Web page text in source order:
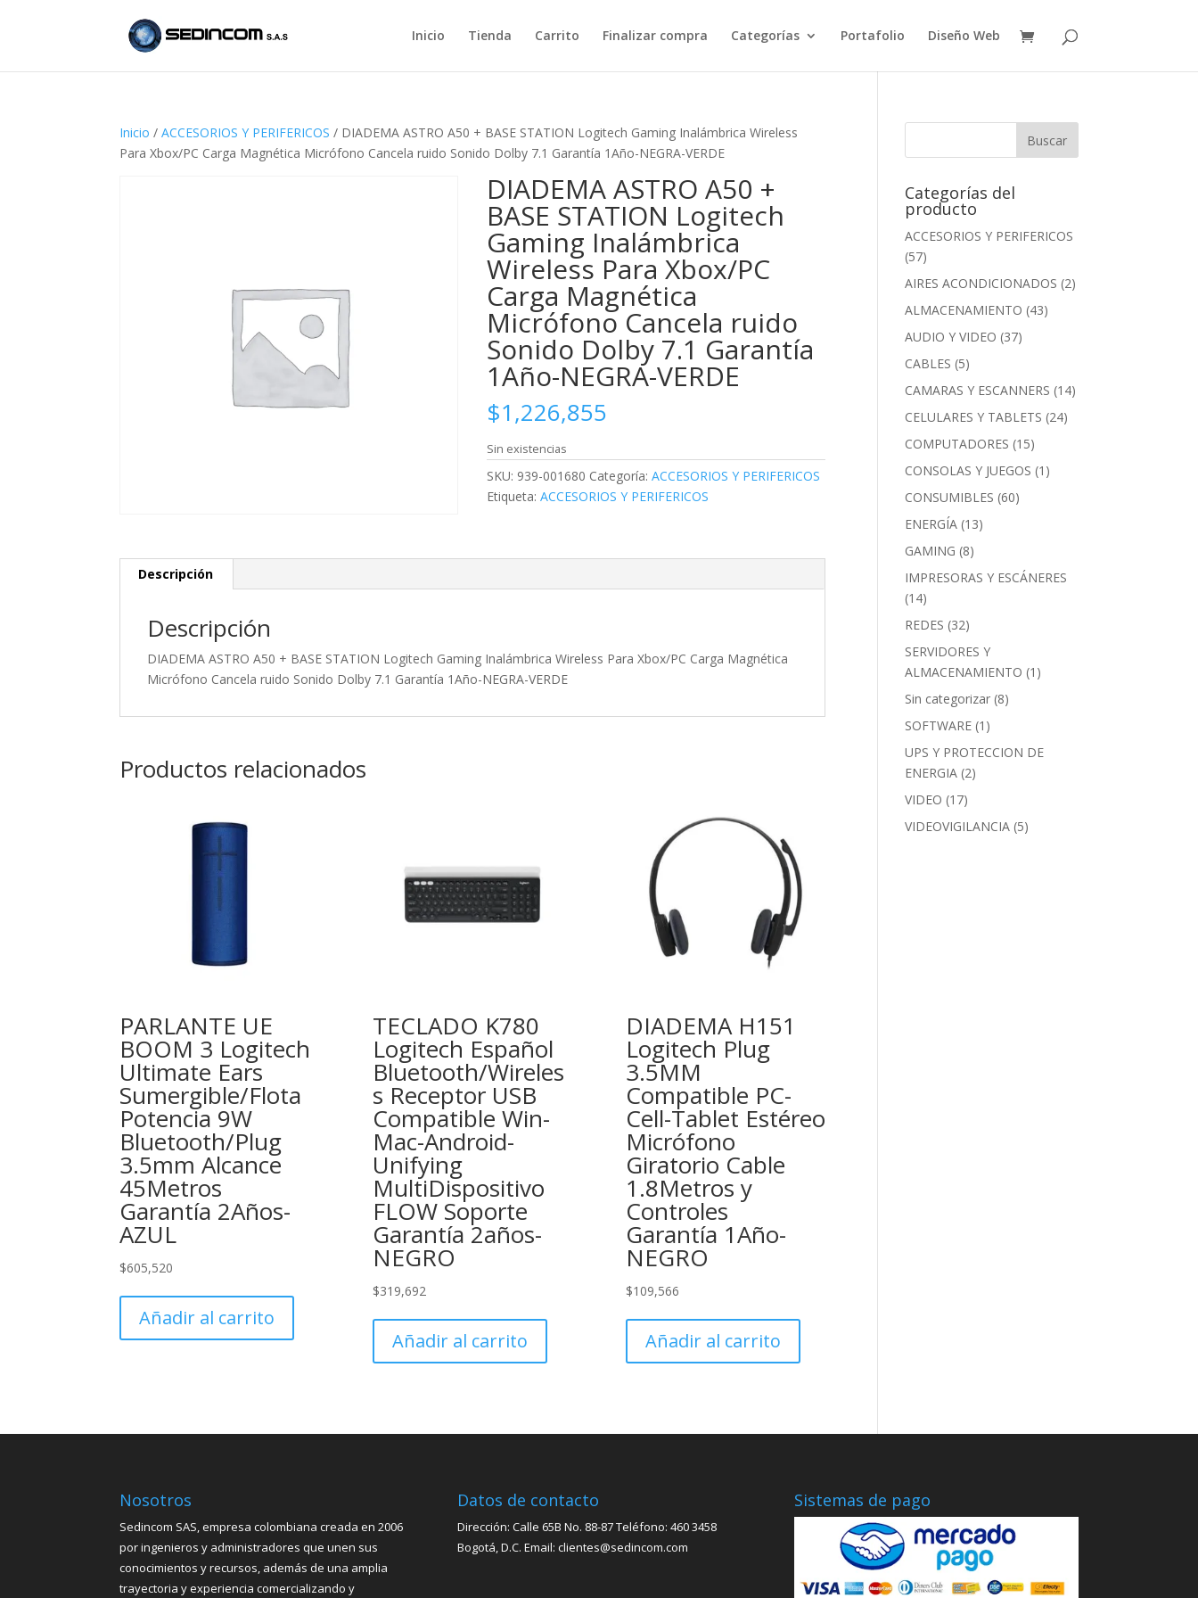
Inicio Tienda Carrito Finalizar compra Categorías Portafolio Diseño Web
Inicio /ACCESORIOS Y PERIFERICOS / DIADEMA ASTRO A50 + BASE STATION Logitech Gaming Inalámbrica Wireless
Para Xbox/PC Carga Magnética Micrófono Cancela ruido Sonido Dolby 7.1 Garantía 1Año-NEGRA-VERDE
DIADEMA ASTRO A50 +
BASE STATION Logitech
Gaming Inalámbrica
Wireless Para Xbox/PC
Carga Magnética
Micrófono Cancela ruido
Sonido Dolby 7.1 Garantía
1Año-NEGRA-VERDE
$1,226,855
Sin existencias
SKU: 939-001680 Categoría:ACCESORIOS Y PERIFERICOS
Etiqueta:ACCESORIOS Y PERIFERICOS
Descripción
Descripción
DIADEMA ASTRO A50 + BASE STATION Logitech Gaming Inalámbrica Wireless Para Xbox/PC Carga Magnética
Micrófono Cancela ruido Sonido Dolby 7.1 Garantía 1Año-NEGRA-VERDE
Productos relacionados
PARLANTE UE
BOOM 3 Logitech
Ultimate Ears
Sumergible/Flota
Potencia 9W
Bluetooth/Plug
3.5mm Alcance
45Metros
Garantía 2Años-
AZUL
$605,520
Añadir al carrito
TECLADO K780
Logitech Español
Bluetooth/Wireles
s Receptor USB
Compatible Win-
Mac-Android-
Unifying
MultiDispositivo
FLOW Soporte
Garantía 2años-
NEGRO
$319,692
Añadir al carrito
DIADEMA H151
Logitech Plug
3.5MM
Compatible PC-
Cell-Tablet Estéreo
Micrófono
Giratorio Cable
1.8Metros y
Controles
Garantía 1Año-
NEGRO
$109,566
Añadir al carrito
Categorías del
producto
ACCESORIOS Y PERIFERICOS
(57)
AIRES ACONDICIONADOS (2)
ALMACENAMIENTO (43)
AUDIO Y VIDEO (37)
CABLES (5)
CAMARAS Y ESCANNERS (14)
CELULARES Y TABLETS (24)
COMPUTADORES (15)
CONSOLAS Y JUEGOS (1)
CONSUMIBLES (60)
ENERGÍA (13)
GAMING (8)
IMPRESORAS Y ESCÁNERES
(14)
REDES (32)
SERVIDORES Y
ALMACENAMIENTO (1)
Sin categorizar (8)
SOFTWARE (1)
UPS Y PROTECCION DE
ENERGIA (2)
VIDEO (17)
VIDEOVIGILANCIA (5)
Nosotros
Sedincom SAS, empresa colombiana creada en 2006
por ingenieros y administradores que unen sus
conocimientos y recursos, además de una amplia
trayectoria y experiencia comercializando y
Datos de contacto
Dirección: Calle 65B No. 88-87 Teléfono: 460 3458
Bogotá, D.C. Email: clientes@sedincom.com
Sistemas de pago